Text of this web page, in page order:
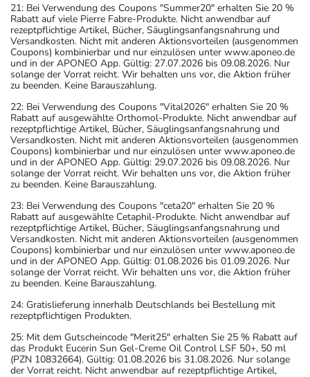
21: Bei Verwendung des Coupons "Summer20" erhalten Sie 20 %
Rabatt auf viele Pierre Fabre-Produkte. Nicht anwendbar auf
rezeptpflichtige Artikel, Bücher, Säuglingsanfangsnahrung und
Versandkosten. Nicht mit anderen Aktionsvorteilen (ausgenommen
Coupons) kombinierbar und nur einzulösen unter www.aponeo.de
und in der APONEO App. Gültig: 27.07.2026 bis 09.08.2026. Nur
solange der Vorrat reicht. Wir behalten uns vor, die Aktion früher
zu beenden. Keine Barauszahlung.
22: Bei Verwendung des Coupons "Vital2026" erhalten Sie 20 %
Rabatt auf ausgewählte Orthomol-Produkte. Nicht anwendbar auf
rezeptpflichtige Artikel, Bücher, Säuglingsanfangsnahrung und
Versandkosten. Nicht mit anderen Aktionsvorteilen (ausgenommen
Coupons) kombinierbar und nur einzulösen unter www.aponeo.de
und in der APONEO App. Gültig: 29.07.2026 bis 09.08.2026. Nur
solange der Vorrat reicht. Wir behalten uns vor, die Aktion früher
zu beenden. Keine Barauszahlung.
23: Bei Verwendung des Coupons "ceta20" erhalten Sie 20 %
Rabatt auf ausgewählte Cetaphil-Produkte. Nicht anwendbar auf
rezeptpflichtige Artikel, Bücher, Säuglingsanfangsnahrung und
Versandkosten. Nicht mit anderen Aktionsvorteilen (ausgenommen
Coupons) kombinierbar und nur einzulösen unter www.aponeo.de
und in der APONEO App. Gültig: 01.08.2026 bis 01.09.2026. Nur
solange der Vorrat reicht. Wir behalten uns vor, die Aktion früher
zu beenden. Keine Barauszahlung.
24: Gratislieferung innerhalb Deutschlands bei Bestellung mit
rezeptpflichtigen Produkten.
25: Mit dem Gutscheincode "Merit25" erhalten Sie 25 % Rabatt auf
das Produkt Eucerin Sun Gel-Creme Oil Control LSF 50+, 50 ml
(PZN 10832664). Gültig: 01.08.2026 bis 31.08.2026. Nur solange
der Vorrat reicht. Nicht anwendbar auf rezeptpflichtige Artikel,